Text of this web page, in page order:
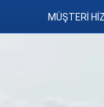
MÜŞTERİ